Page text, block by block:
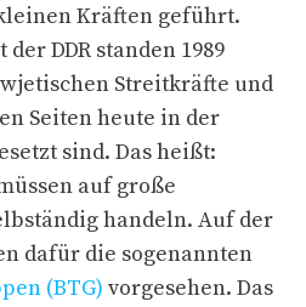
Kräften geführt.
DDR standen 1989
Streitkräfte und
Seiten heute in der
sind. Das heißt:
auf große
handeln. Auf der
dafür die sogenannten
(BTG) vorgesehen. Das